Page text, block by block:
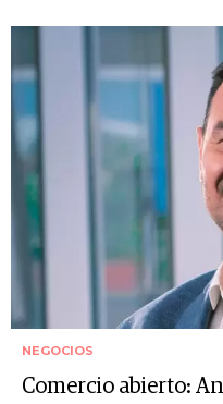
NEGOCIOS
Comercio abierto: